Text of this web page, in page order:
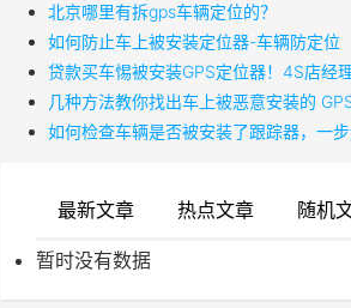
北京哪里有拆gps车辆定位的？
如何防止车上被安装定位器-车辆防定位
贷款买车惕被安装GPS定位器！4S店经
几种方法教你找出车上被恶意安装的
如何检查车辆是否被安装了跟踪器，一
最新文章 热点文章 随机
暂时没有数据